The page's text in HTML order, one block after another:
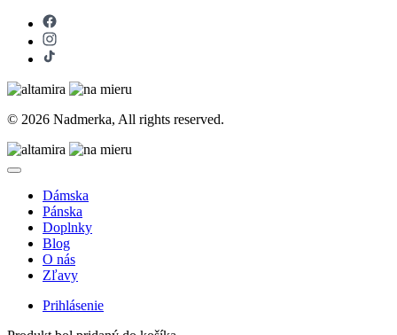
© 2026 Nadmerka, All rights reserved.
Dámska
Pánska
Doplnky
Blog
O nás
Zľavy
Prihlásenie